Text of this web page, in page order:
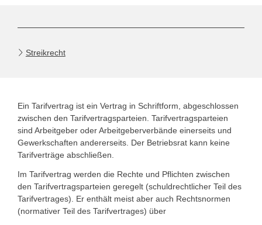
Streikrecht
Ein Tarifvertrag ist ein Vertrag in Schriftform, abgeschlossen
zwischen den Tarifvertragsparteien. Tarifvertragsparteien
sind Arbeitgeber oder Arbeitgeberverbände einerseits und
Gewerkschaften andererseits. Der Betriebsrat kann keine
Tarifverträge abschließen.
Im Tarifvertrag werden die Rechte und Pflichten zwischen
den Tarifvertragsparteien geregelt (schuldrechtlicher Teil des
Tarifvertrages). Er enthält meist aber auch Rechtsnormen
(normativer Teil des Tarifvertrages) über